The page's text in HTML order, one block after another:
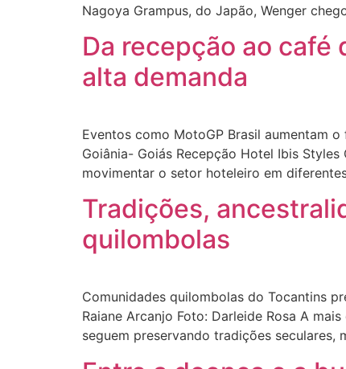
Nagoya Grampus, do Japão, Wenger
Da recepção ao café
alta demanda
Eventos como MotoGP Brasil aumentam
Goiânia- Goiás Recepção Hotel Ibis
movimentar o setor hoteleiro em
Tradições,
quilombolas
Comunidades quilombolas do Tocantins
Raiane Arcanjo Foto: Darleide Rosa A
seguem preservando tradições